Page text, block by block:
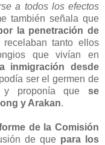
a todos los efectos
también señala que
la penetración de
tanto ellos
que vivían en
la inmigración desde
ser el germen de
y proponía quese
y Arakan.
de la Comisión
de que para los